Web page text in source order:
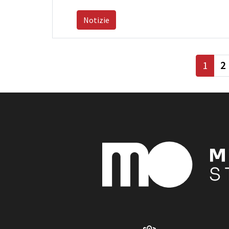
Notizie
1 2